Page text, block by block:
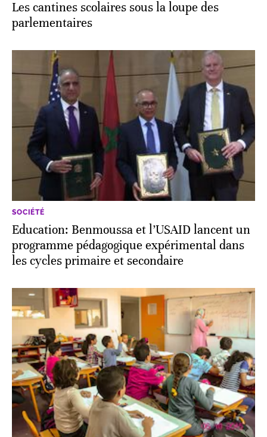
Les cantines scolaires sous la loupe des
parlementaires
SOCIÉTÉ
Education: Benmoussa et l’USAID lancent un
programme pédagogique expérimental dans
les cycles primaire et secondaire